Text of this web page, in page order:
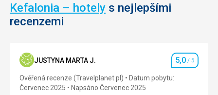
Kefalonia – hotely s nejlepšími
recenzemi
JUSTYNA MARTA J. Hodnocení
5,0 / 5
Ověřená recenze (Travelplanet.pl)
Datum pobytu:
Červenec 2025
Napsáno Červenec 2025